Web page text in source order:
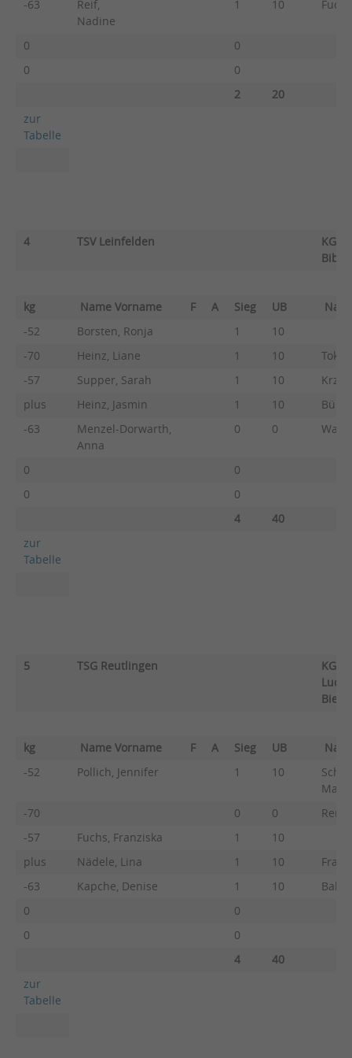
-63
Reif,
Nadine
1 10
0
0
0
0
2
20
zur
Tabelle
4 TSV Leinfelden
KG
kg Name Vorname F A Sieg UB
-52
Borsten, Ronja 1
10
-70
Heinz, Liane 1 10
-57
Supper, Sarah 1 10
plus
Heinz, Jasmin 1 10
-63
Menzel-Dorwarth,
Anna
0 0
0
0
0
0
4
40
zur
Tabelle
5 TSG Reutlingen
KG
kg Name Vorname F A Sieg UB
-52
Pollich, Jennifer 1 10
-70
0 0
-57
Fuchs, Franziska 1
10
plus
Nädele, Lina 1 10
-63
Kapche, Denise 1 10
0
0
0
0
4
40
zur
Tabelle